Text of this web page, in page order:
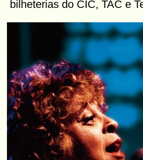
bilheterias do CIC, TAC e